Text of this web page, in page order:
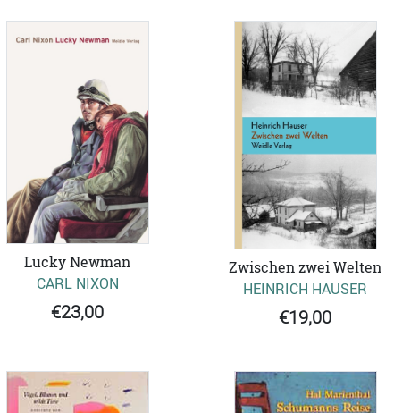
Lucky Newman
CARL NIXON
€23,00
Zwischen zwei Welten
HEINRICH HAUSER
€19,00